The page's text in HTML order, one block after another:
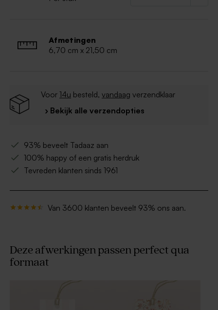
Afmetingen
6,70 cm x 21,50 cm
Voor 14u besteld, vandaag verzendklaar
› Bekijk alle verzendopties
93% beveelt Tadaaz aan
100% happy of een gratis herdruk
Tevreden klanten sinds 1961
Van 3600 klanten beveelt 93% ons aan.
Deze afwerkingen passen perfect qua
formaat